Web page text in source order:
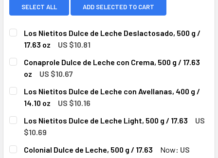
SELECT ALL ADD SELECTED TO CART
Los Nietitos Dulce de Leche Deslactosado, 500 g /
17.63 oz
US $10.81
CURRENT
STOCK:
QUANTITY:
DECREASE QUANTITY OF LOS NIETITOS DULCE DE LECHE
INCREASE QUANTITY OF LOS NIETITOS DULCE
Conaprole Dulce de Leche con Crema, 500 g / 17.63
oz
US $10.67
CURRENT
STOCK:
QUANTITY:
DECREASE QUANTITY OF CONAPROLE DULCE DE LECHE
INCREASE QUANTITY OF CONAPROLE DULCE
Los Nietitos Dulce de Leche con Avellanas, 400 g /
14.10 oz
US $10.16
CURRENT
STOCK:
QUANTITY:
DECREASE QUANTITY OF LOS NIETITOS DULCE DE LECHE
Los Nietitos Dulce de Leche Light, 500 g / 17.63
US
$10.69
CURRENT
STOCK:
QUANTITY:
Colonial Dulce de Leche, 500 g / 17.63 Now: US